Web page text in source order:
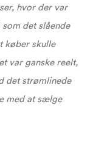
hvor der var
det slående
køber skulle
var ganske reelt,
det strømlinede
med at sælge